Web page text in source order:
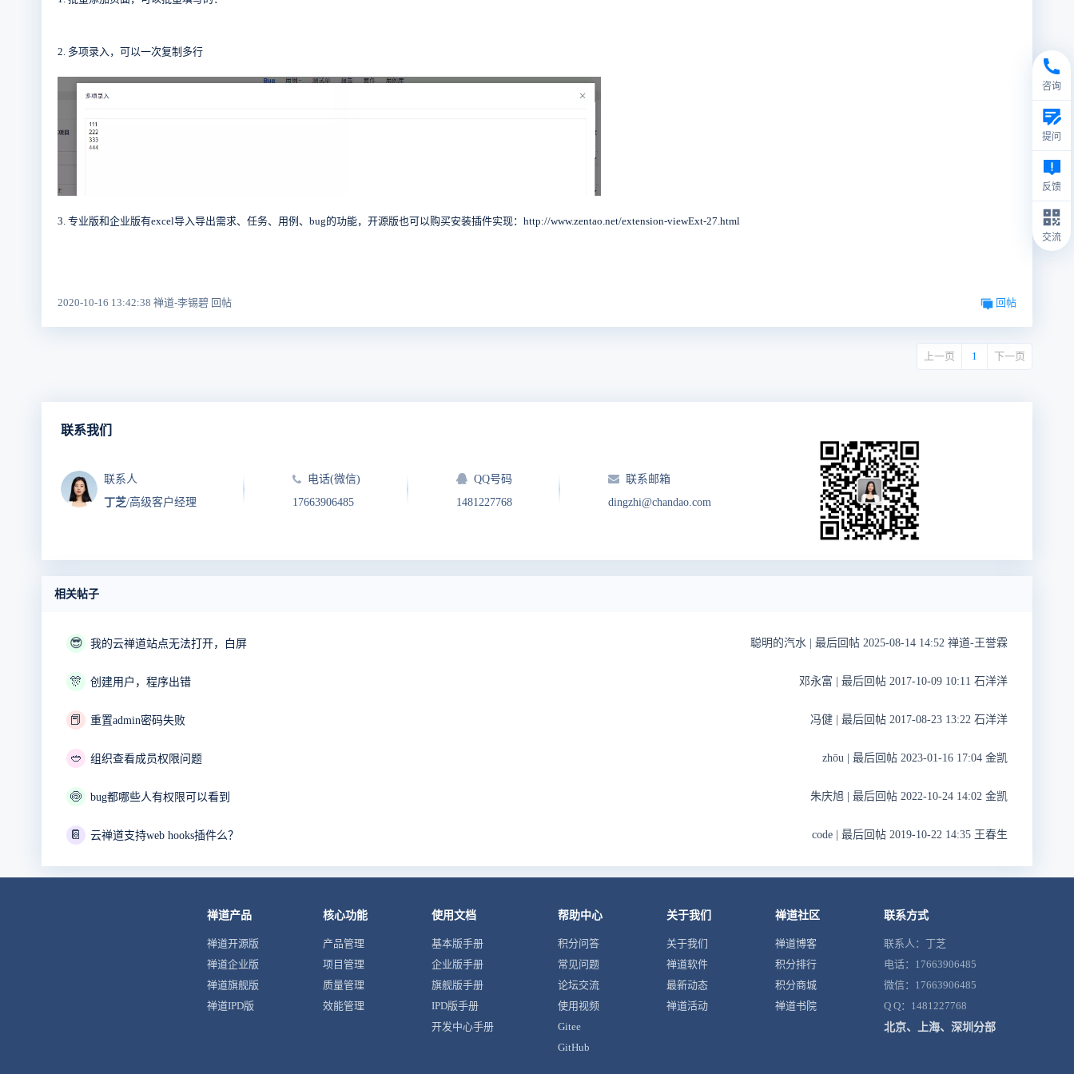
2. 多项录入，可以一次复制多行
3. 专业版和企业版有excel导入导出需求、任务、用例、bug的功能，开源版也可以购买安装插件实现：http://www.zentao.net/extension-viewExt-27.html
2020-10-16 13:42:38 禅道-李锡碧 回帖 回帖
上一页 1 下一页
联系我们
联系人
丁芝/高级客户经理
电话(微信)
17663906485
QQ号码
1481227768
联系邮箱
dingzhi@chandao.com
相关帖子
😎 我的云禅道站点无法打开，白屏 聪明的汽水 最后回帖 2025-08-14 14:52 禅道-王誉霖
🎊 创建用户，程序出错 邓永富 最后回帖 2017-10-09 10:11 石洋洋
📕 重置admin密码失败 冯健 最后回帖 2017-08-23 13:22 石洋洋
🥙 组织查看成员权限问题 zhōu 最后回帖 2023-01-16 17:04 金凯
🍥 bug都哪些人有权限可以看到 朱庆旭 最后回帖 2022-10-24 14:02 金凯
📔 云禅道支持web hooks插件么？ code 最后回帖 2019-10-22 14:35 王春生
禅道产品
禅道开源版
禅道企业版
禅道旗舰版
禅道IPD版
核心功能
产品管理
项目管理
质量管理
效能管理
使用文档
基本版手册
企业版手册
旗舰版手册
IPD版手册
开发中心手册
帮助中心
积分问答
常见问题
论坛交流
使用视频
Gitee
GitHub
关于我们
关于我们
禅道软件
最新动态
禅道活动
禅道社区
禅道博客
积分排行
积分商城
禅道书院
联系方式
联系人：丁芝
电话：17663906485
微信：17663906485
Q Q：1481227768
北京、上海、深圳分部
咨询
提问
反馈
交流